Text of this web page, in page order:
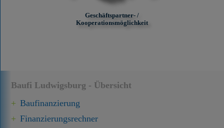
Baufi Ludwigsburg - Übersicht
Baufinanzierung
Finanzierungsrechner
Geschäftspartner- /
Kooperationsmöglichkeit